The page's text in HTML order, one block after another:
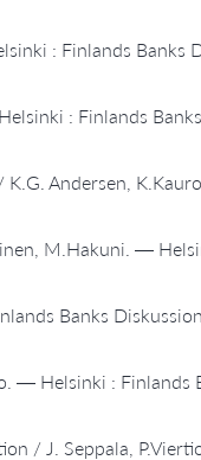
: Finlands Banks
: Finlands
Andersen,
M.Hakuni. —
Banks
— Helsinki : Finlands
/ J. Seppala,